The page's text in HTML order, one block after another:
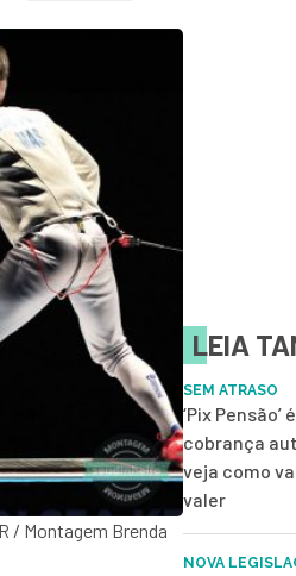
/ Montagem Brenda
LEIA
SEM ATRASO
‘Pix
cobrança
veja como
valer
NOVA